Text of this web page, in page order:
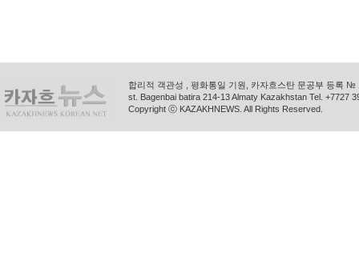
합리적 객관성 , 평화통일 기원, 카자흐스탄 문공부 등록
st. Bagenbai batira 214-13 Almaty Kazakhstan Tel. +7727
Copyright ⓒ KAZAKHNEWS. All Rights Reserved.